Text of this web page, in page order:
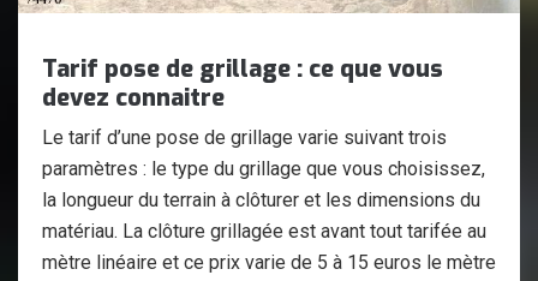
Tarif pose de grillage : ce que vous
devez connaitre
Le tarif d’une pose de grillage varie suivant trois
paramètres : le type du grillage que vous choisissez,
la longueur du terrain à clôturer et les dimensions du
matériau. La clôture grillagée est avant tout tarifée au
mètre linéaire et ce prix varie de 5 à 15 euros le mètre